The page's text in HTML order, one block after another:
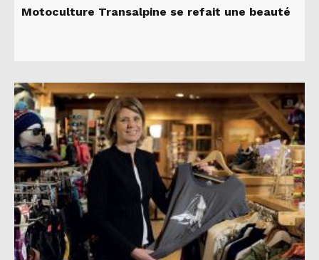
Motoculture Transalpine se refait une beauté